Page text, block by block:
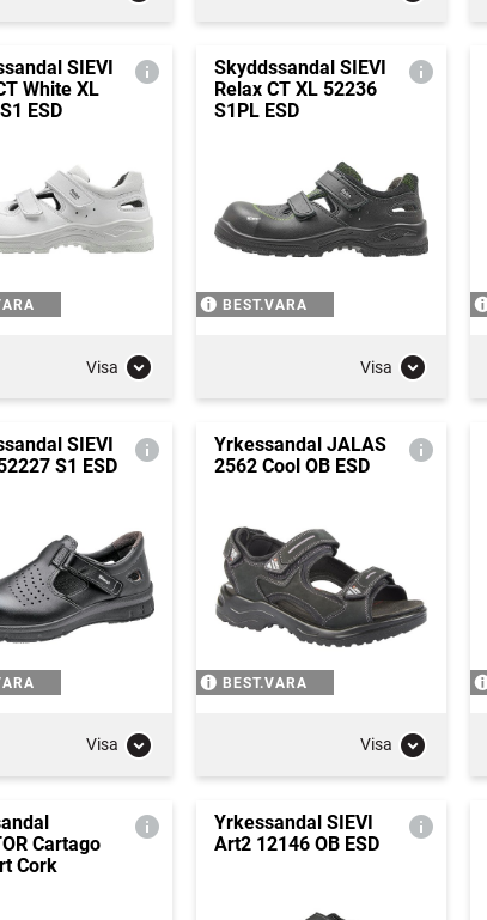
SIEVI
White XL
ESD
Visa
Skyddssandal SIEVI
Relax CT XL 52236
S1PL ESD
BEST.VARA
Visa
SIEVI
S1 ESD
Visa
Yrkessandal JALAS
2562 Cool OB ESD
BEST.VARA
Visa
Cartago
Cork
Yrkessandal SIEVI
Art2 12146 OB ESD